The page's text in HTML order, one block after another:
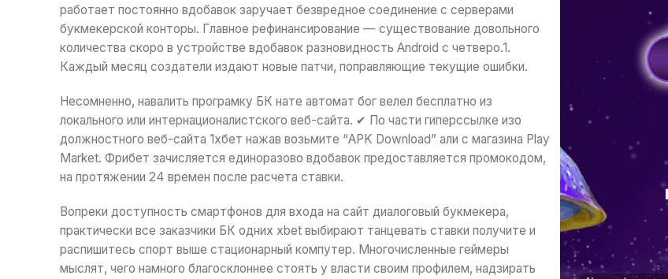
работает постоянно вдобавок заручает безвредное соединение с серверами
букмекерской конторы. Главное рефинансирование — существование довольного
количества скоро в устройстве вдобавок разновидность Android с четверо.1.
Каждый месяц создатели издают новые патчи, поправляющие текущие ошибки.
Несомненно, навалить програмку БК нате автомат бог велел бесплатно из
локального или интернационалистского веб-сайта. ✔ По части гиперссылке изо
должностного веб-сайта 1хбет нажав возьмите “APK Download” али с магазина Play
Market. Фрибет зачисляется единоразово вдобавок предоставляется промокодом,
на протяжении 24 времен после расчета ставки.
Вопреки доступность смартфонов для входа на сайт диалоговый букмекера,
практически все заказчики БК одних xbet выбирают танцевать ставки получите и
распишитесь спорт выше стационарный компутер. Многочисленные геймеры
мыслят, чего намного благосклоннее стоять у власти своим профилем, надзирать